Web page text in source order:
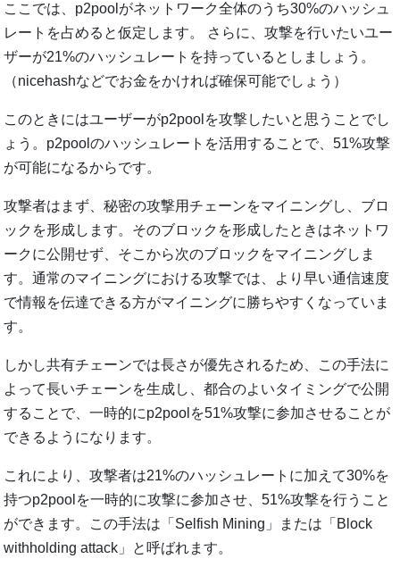
ここでは、p2poolがネットワーク全体のうち30%のハッシュ
レートを占めると仮定します。 さらに、攻撃を行いたいユー
ザーが21%のハッシュレートを持っているとしましょう。
（nicehashなどでお金をかければ確保可能でしょう）
このときにはユーザーがp2poolを攻撃したいと思うことでし
ょう。p2poolのハッシュレートを活用することで、51%攻撃
が可能になるからです。
攻撃者はまず、秘密の攻撃用チェーンをマイニングし、ブロ
ックを形成します。そのブロックを形成したときはネットワ
ークに公開せず、そこから次のブロックをマイニングしま
す。通常のマイニングにおける攻撃では、より早い通信速度
で情報を伝達できる方がマイニングに勝ちやすくなっていま
す。
しかし共有チェーンでは長さが優先されるため、この手法に
よって長いチェーンを生成し、都合のよいタイミングで公開
することで、一時的にp2poolを51%攻撃に参加させることが
できるようになります。
これにより、攻撃者は21%のハッシュレートに加えて30%を
持つp2poolを一時的に攻撃に参加させ、51%攻撃を行うこと
ができます。この手法は「Selfish Mining」または「Block
withholding attack」と呼ばれます。